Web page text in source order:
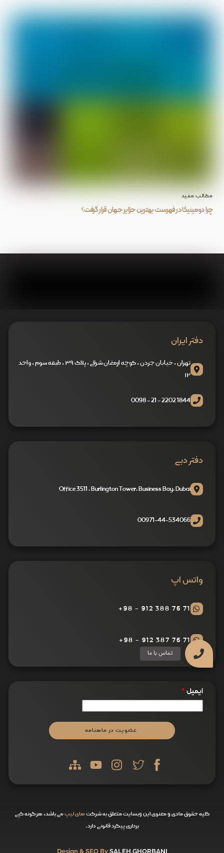
مطالب مفید
چرا دومینیکا در فهرست بهترین جزایر جهان قرار گرفت؟
دفتر ایران
تهران ، خیابان جردن ، کوچه ارمغان شرقی ، پلاک ۳۹ ، طبقه سوم ، واحد
۱۲
1844 2202 - 21 - 0098
دفتر دبی
Office 3511 , Burlington Tower, Business Bay, Dubai
00971-44-534066
واتس اپ
71 76 388 912 - 98+
71 76 387 912 - 98+
ایمیل *
عضویت در ماهنامه
کلیه حقوق مادی و معنوی این وبسایت متعلق به شرکتهای لیپمی باشد، هرگونه کپی
برداری پیگرد قانونی دارد.
Design & SEO By SALEH GHORBANI